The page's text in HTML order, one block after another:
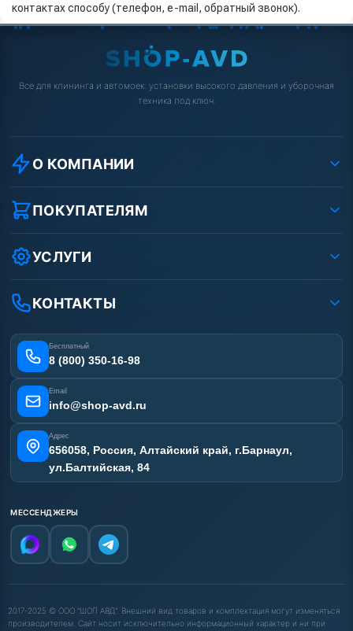
контактах способу (телефон, e-mail, обратный звонок).
Всё для клининга и автомоек: установки высокого давления и уборочная
техника под ключ.
О КОМПАНИИ
О компании
Реквизиты ООО «Шоп АВД»
Условия соглашения
Вакансии
Статьи
ПОКУПАТЕЛЯМ
Как заказать?
Оплата
Лизинг
Получить скидку
УСЛУГИ
Ремонт АВД
Сертификаты
Отзывы наших клиентов
Карта сайта
КОНТАКТЫ
Бесплатный
8 (800) 350-16-98
Email
info@shop-avd.ru
Адрес
656058, Россия, Алтайский край, г.Барнаул,
ул.Балтийская, 84
МЕССЕНДЖЕРЫ
2017-2025 © ООО "ШОП АВД". Внешний вид товаров и комплектация могут изменяться
производителем. Сайт носит исключительно информационный характер и ни при